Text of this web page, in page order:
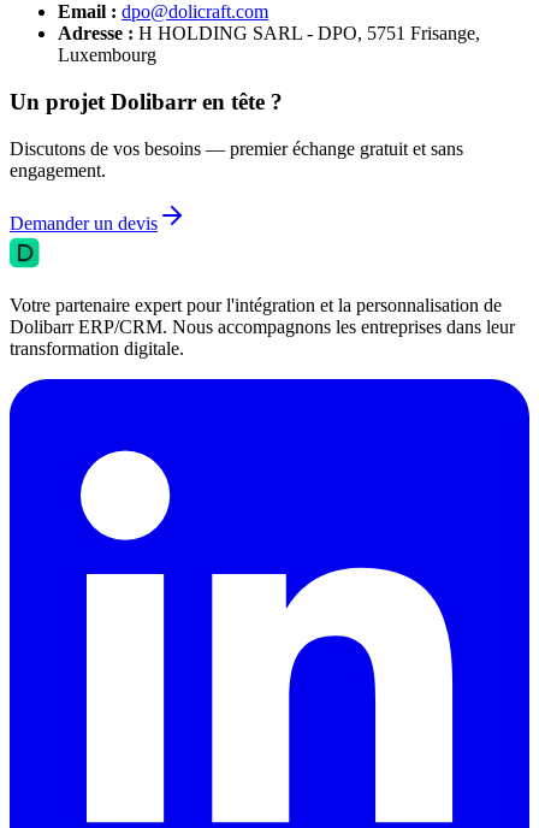
Email : dpo@dolicraft.com
Adresse : H HOLDING SARL - DPO, 5751 Frisange,
Luxembourg
Un projet Dolibarr en tête ?
Discutons de vos besoins — premier échange gratuit et sans
engagement.
Demander un devis
Votre partenaire expert pour l'intégration et la personnalisation de
Dolibarr ERP/CRM. Nous accompagnons les entreprises dans leur
transformation digitale.